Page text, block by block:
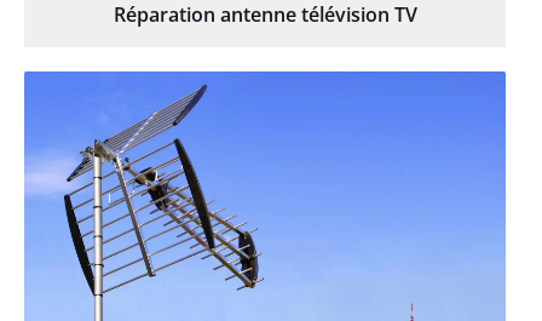
Réparation antenne télévision TV